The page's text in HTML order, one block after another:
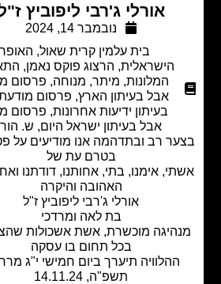
אורלי ג'רבי ליפוביץ ז"ל
נובמבר 14, 2024
בית עלמין קרית שאול,האופרה
הישראלית,הרצוג פוקס נאמן,התאחדות
המלונות,מיתר,מנוחה, פרסום מודעת
אבל בעיתון הארץ,פרסום מודעת אבל
בעיתון ידיעות אחרונות,פרסום מודעת
אבל בעיתון ישראל היום,ש. הורוביץ
רב ובתדהמה אנו מודיעים על פטירתה
בטרם עת של
אימנו, בתי, אחותנו, דודתנו ואחייניתנו
האהובה והיקרה
אורלי ג'רבי ליפוביץ ז"ל
בת לאה ומרדכי
מוכשרת, אשת אשכולות שהצטיינה
בכל תחום בו עסקה
ההלוויה תיערך ביום חמישי י"ג מרחשון
תשפ"ה, 14.11.24